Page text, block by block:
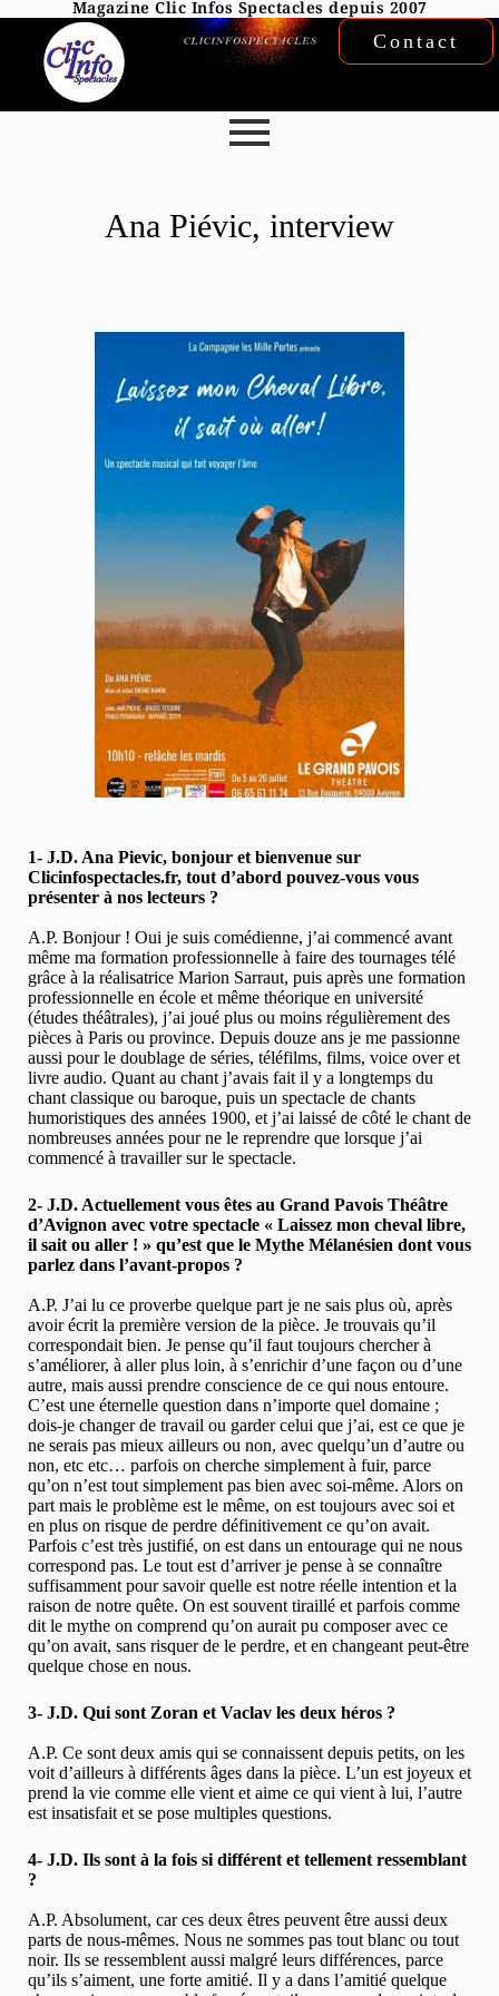
Magazine Clic Infos Spectacles depuis 2007
Contact
Ana Piévic, interview
1- J.D. Ana Pievic, bonjour et bienvenue sur
Clicinfospectacles.fr, tout d’abord pouvez-vous vous
présenter à nos lecteurs ?
A.P. Bonjour ! Oui je suis comédienne, j’ai commencé avant
même ma formation professionnelle à faire des tournages télé
grâce à la réalisatrice Marion Sarraut, puis après une formation
professionnelle en école et même théorique en université
(études théâtrales), j’ai joué plus ou moins régulièrement des
pièces à Paris ou province. Depuis douze ans je me passionne
aussi pour le doublage de séries, téléfilms, films, voice over et
livre audio. Quant au chant j’avais fait il y a longtemps du
chant classique ou baroque, puis un spectacle de chants
humoristiques des années 1900, et j’ai laissé de côté le chant de
nombreuses années pour ne le reprendre que lorsque j’ai
commencé à travailler sur le spectacle.
2- J.D. Actuellement vous êtes au Grand Pavois Théâtre
d’Avignon avec votre spectacle « Laissez mon cheval libre,
il sait ou aller ! » qu’est que le Mythe Mélanésien dont vous
parlez dans l’avant-propos ?
A.P. J’ai lu ce proverbe quelque part je ne sais plus où, après
avoir écrit la première version de la pièce. Je trouvais qu’il
correspondait bien. Je pense qu’il faut toujours chercher à
s’améliorer, à aller plus loin, à s’enrichir d’une façon ou d’une
autre, mais aussi prendre conscience de ce qui nous entoure.
C’est une éternelle question dans n’importe quel domaine ;
dois-je changer de travail ou garder celui que j’ai, est ce que je
ne serais pas mieux ailleurs ou non, avec quelqu’un d’autre ou
non, etc etc… parfois on cherche simplement à fuir, parce
qu’on n’est tout simplement pas bien avec soi-même. Alors on
part mais le problème est le même, on est toujours avec soi et
en plus on risque de perdre définitivement ce qu’on avait.
Parfois c’est très justifié, on est dans un entourage qui ne nous
correspond pas. Le tout est d’arriver je pense à se connaître
suffisamment pour savoir quelle est notre réelle intention et la
raison de notre quête. On est souvent tiraillé et parfois comme
dit le mythe on comprend qu’on aurait pu composer avec ce
qu’on avait, sans risquer de le perdre, et en changeant peut-être
quelque chose en nous.
3- J.D. Qui sont Zoran et Vaclav les deux héros ?
A.P. Ce sont deux amis qui se connaissent depuis petits, on les
voit d’ailleurs à différents âges dans la pièce. L’un est joyeux et
prend la vie comme elle vient et aime ce qui vient à lui, l’autre
est insatisfait et se pose multiples questions.
4- J.D. Ils sont à la fois si différent et tellement ressemblant
?
A.P. Absolument, car ces deux êtres peuvent être aussi deux
parts de nous-mêmes. Nous ne sommes pas tout blanc ou tout
noir. Ils se ressemblent aussi malgré leurs différences, parce
qu’ils s’aiment, une forte amitié. Il y a dans l’amitié quelque